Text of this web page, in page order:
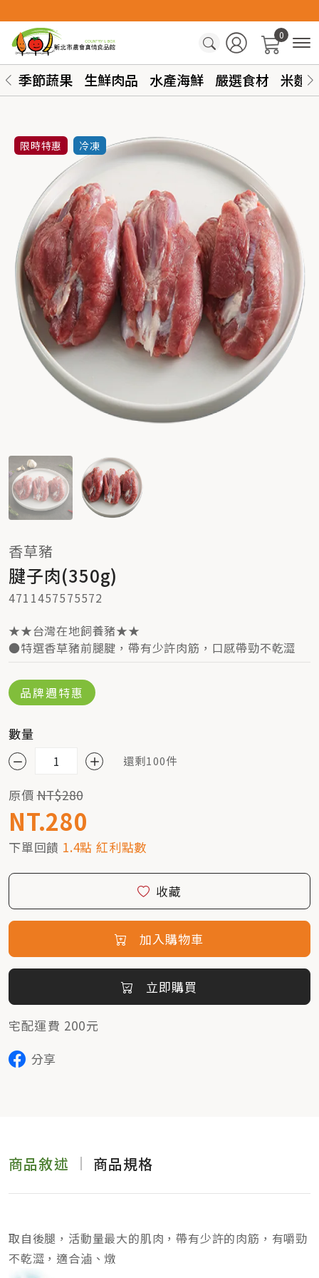
0
季節蔬果 生鮮肉品 水產海鮮 嚴選食材 米麵
限時特惠 冷凍
香草豬
腱子肉(350g)
4711457575572
★★台灣在地飼養豬★★
●特選香草豬前腿腱，帶有少許肉筋，口感帶勁不乾澀
品牌週特惠
數量
還剩100件
原價NT$280
NT.280
下單回饋 1.4點 紅利點數
收藏
加入購物車
立即購買
宅配運費 200元
分享
商品敘述 商品規格
取自後腿，活動量最大的肌肉，帶有少許的肉筋，有嚼勁
不乾澀，適合滷、燉